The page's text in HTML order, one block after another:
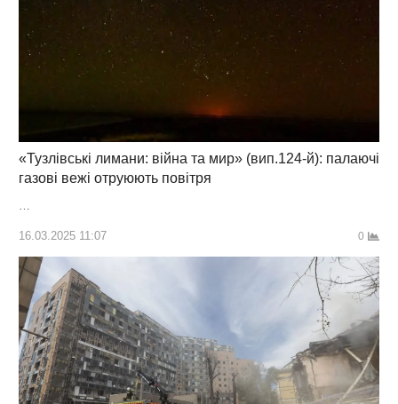
«Тузлівські лимани: війна та мир» (вип.124-й): палаючі
газові вежі отруюють повітря
…
16.03.2025 11:07 0